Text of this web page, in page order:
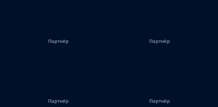
Партнёр Партнёр
Партнёр Партнёр